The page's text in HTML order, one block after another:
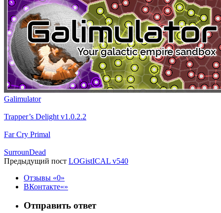
Galimulator
Trapper’s Delight v1.0.2.2
Far Cry Primal
SurrounDead
Предыдущий пост LOGistICAL v540
Отзывы
0
ВКонтакте
Отправить ответ